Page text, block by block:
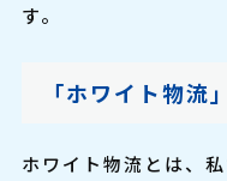
す。
「ホワイト物流
ホワイト物流とは、